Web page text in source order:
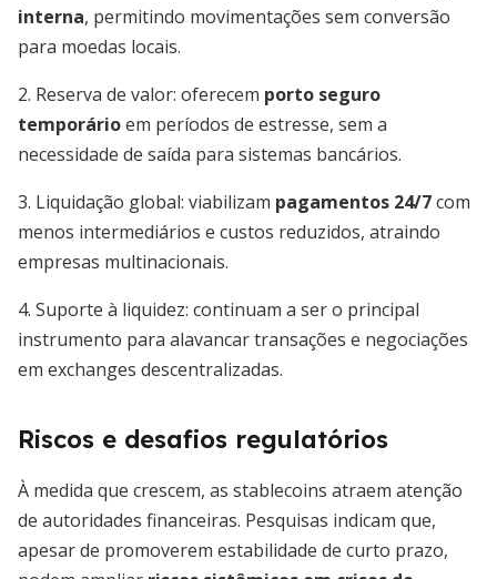
interna, permitindo movimentações sem conversão
para moedas locais.
2. Reserva de valor: oferecem porto seguro
temporárioem períodos de estresse, sem a
necessidade de saída para sistemas bancários.
3. Liquidação global: viabilizam pagamentos 24/7com
menos intermediários e custos reduzidos, atraindo
empresas multinacionais.
4. Suporte à liquidez: continuam a ser o principal
instrumento para alavancar transações e negociações
em exchanges descentralizadas.
Riscos e desafios regulatórios
À medida que crescem, as stablecoins atraem atenção
de autoridades financeiras. Pesquisas indicam que,
apesar de promoverem estabilidade de curto prazo,